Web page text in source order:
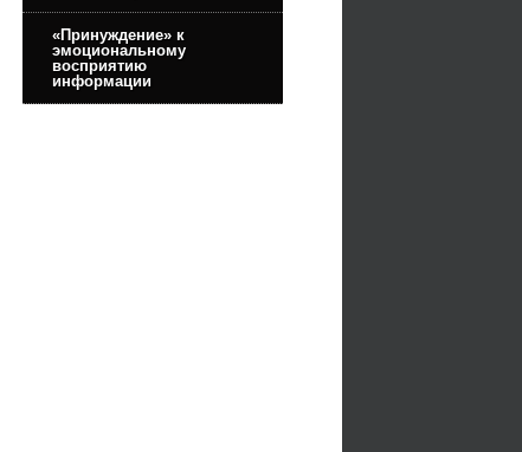
«Принуждение» к
эмоциональному
восприятию
информации